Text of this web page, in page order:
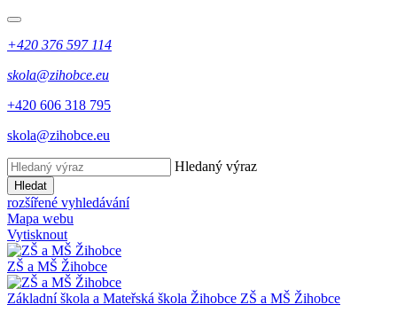
+420 376 597 114
skola@zihobce.eu
+420 606 318 795
skola@zihobce.eu
Hledaný výraz
Hledat
rozšířené vyhledávání
Mapa webu
Vytisknout
ZŠ a MŠ Žihobce
Základní škola a Mateřská škola Žihobce ZŠ a MŠ Žihobce